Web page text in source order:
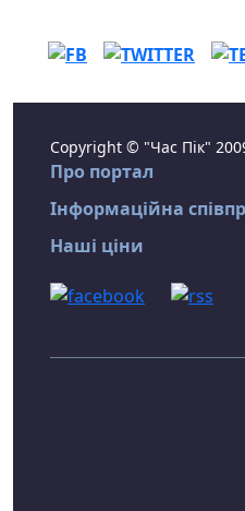
Copyright © "Час Пік"
Про портал
Інформаційна
Наші ціни